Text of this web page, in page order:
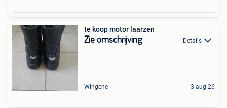
te koop motor laarzen
Zie omschrijving Details
Wingene 3 aug 26